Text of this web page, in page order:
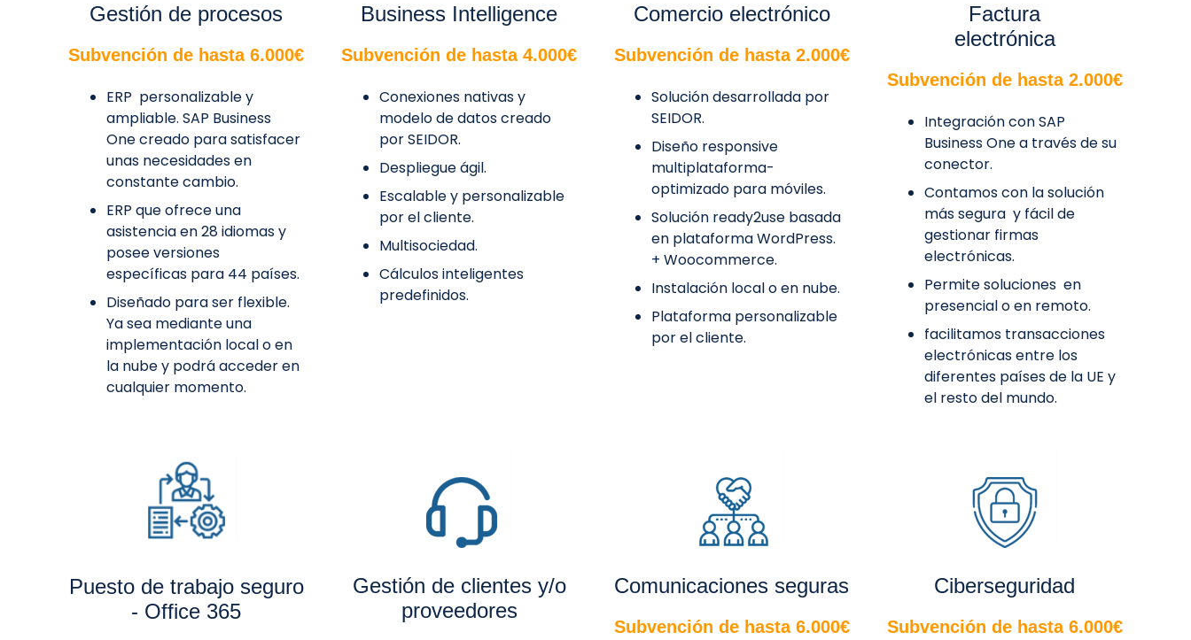
Gestión de procesos
Subvención de hasta 6.000€
ERP personalizable y
ampliable. SAP Business
One creado para satisfacer
unas necesidades en
constante cambio.
ERP que ofrece una
asistencia en 28 idiomas y
posee versiones
específicas para 44 países.
Diseñado para ser flexible.
Ya sea mediante una
implementación local o en
la nube y podrá acceder en
cualquier momento.
Business Intelligence
Subvención de hasta 4.000€
Conexiones nativas y
modelo de datos creado
por SEIDOR.
Despliegue ágil.
Escalable y personalizable
por el cliente.
Multisociedad.
Cálculos inteligentes
predefinidos.
Comercio electrónico
Subvención de hasta 2.000€
Solución desarrollada por
SEIDOR.
Diseño responsive
multiplataforma-
optimizado para móviles.
Solución ready2use basada
en plataforma WordPress.
+Woocommerce​.
Instalación local o en nube.
Plataforma personalizable
por el cliente.
Factura
electrónica
Subvención de hasta 2.000€
Integración con SAP
Business One a través de su
conector.
Contamos con la solución
más segura y fácil de
gestionar firmas
electrónicas.
Permite soluciones en
presencial o en remoto.
facilitamos transacciones
electrónicas entre los
diferentes países de la UE y
el resto del mundo.
Puesto de trabajo seguro
- Office 365
Gestión de clientes y/o
proveedores
Comunicaciones seguras
Subvención de hasta 6.000€
Ciberseguridad
Subvención de hasta 6.000€